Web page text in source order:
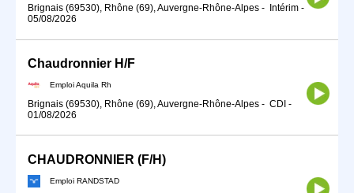
Brignais (69530), Rhône (69), Auvergne-Rhône-Alpes - Intérim -
05/08/2026
Chaudronnier H/F
Emploi Aquila Rh
Brignais (69530), Rhône (69), Auvergne-Rhône-Alpes - CDI -
01/08/2026
CHAUDRONNIER (F/H)
Emploi RANDSTAD